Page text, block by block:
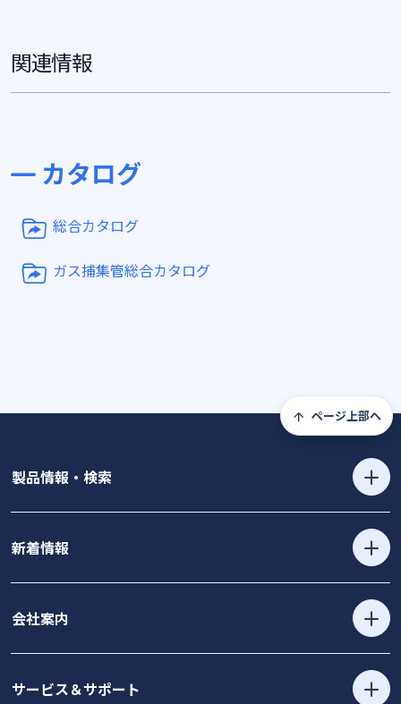
関連情報
カタログ
総合カタログ
ガス捕集管総合カタログ
ページ上部へ
製品情報・検索
新着情報
会社案内
サービス＆サポート